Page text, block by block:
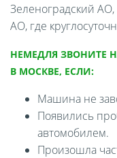
Зеленоградский
АО, где
НЕМЕДЛЯ ЗВОНИТЕ
В МОСКВЕ, ЕСЛИ:
Машина не
Появились
автомобилем.
Произошла